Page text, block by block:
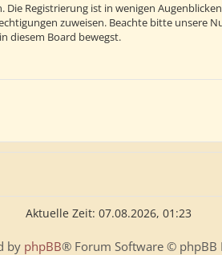
Registrierung ist in wenigen
zuweisen. Beachte bitte unsere
diesem Board bewegst.
Aktuelle Zeit: 07.08.2026, 01:23
by phpBB® Forum Software © phpBB